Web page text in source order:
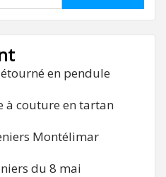
en pendule
à couture en tartan
Montélimar
du 8 mai